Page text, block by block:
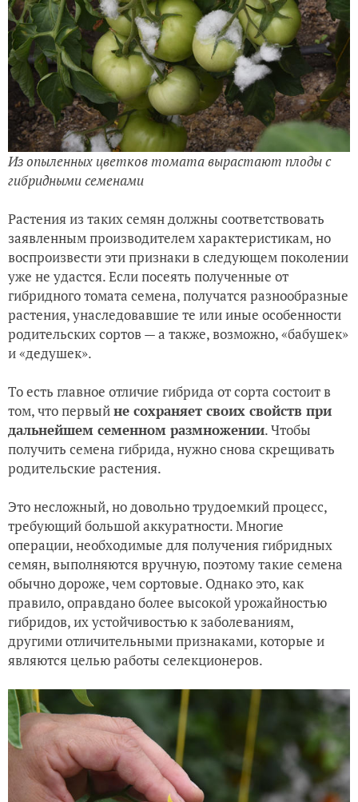
Из опыленных цветков томата вырастают плоды с
гибридными семенами
Растения из таких семян должны соответствовать
заявленным производителем характеристикам, но
воспроизвести эти признаки в следующем поколении
уже не удастся. Если посеять полученные от
гибридного томата семена, получатся разнообразные
растения, унаследовавшие те или иные особенности
родительских сортов — а также, возможно, «бабушек»
и «дедушек».
То есть главное отличие гибрида от сорта состоит в
том, что первыйне сохраняет своих свойств при
дальнейшем семенном размножении. Чтобы
получить семена гибрида, нужно снова скрещивать
родительские растения.
Это несложный, но довольно трудоемкий процесс,
требующий большой аккуратности. Многие
операции, необходимые для получения гибридных
семян, выполняются вручную, поэтому такие семена
обычно дороже, чем сортовые. Однако это, как
правило, оправдано более высокой урожайностью
гибридов, их устойчивостью к заболеваниям,
другими отличительными признаками, которые и
являются целью работы селекционеров.